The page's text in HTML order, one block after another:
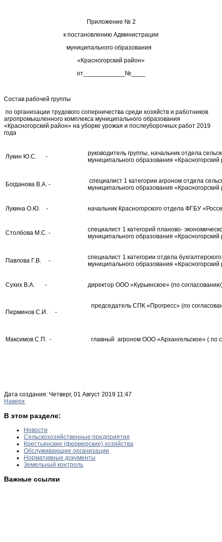
Приложение № 2
к постановлению Администрации
муниципального образования
«Красногорский район»
от____________№____
Состав рабочей группы
по организации трудового соперничества среди хозяйств и работников
агропромышленного комплекса муниципального образования
«Красногорский район» на уборке урожая и послеуборочных работ 2019
года
Лукин Ю.С. -
руководитель группы, начальник отдела
муниципального образования «Красногорский
Богданова В.А. -
специалист 1 категории агроном отдела
муниципального образования «Красногорский
Лукина О.Ю. - начальник Красногорского отдела ФГБУ
Столбова М.С. -
специалист 1 категорий планово-
муниципального образования «Красногорский
Павлова Г.В. -
специалист 1 категории отдела
муниципального образования «Красногорский
Сухих В.А. - директор ООО «Курьинское» (по
Перминов С.И. -
председатель СПК «Прогресс» (по
Максимов С.П. - главный агроном ООО «Архангельское» ( по
Дата создания: Четверг, 01 Август 2019 11:47
Наверх
В этом разделе:
Новости
Сельскохозяйственные предприятия
Крестьянские (фермерские) хозяйства
Обслуживающие организации
Нормативные документы
Земельный контроль
Важные ссылки